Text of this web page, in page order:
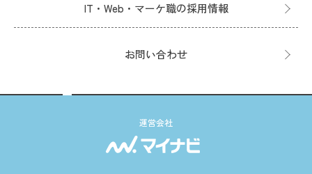
IT・Web・マーケ職の採用情報
お問い合わせ
運営会社